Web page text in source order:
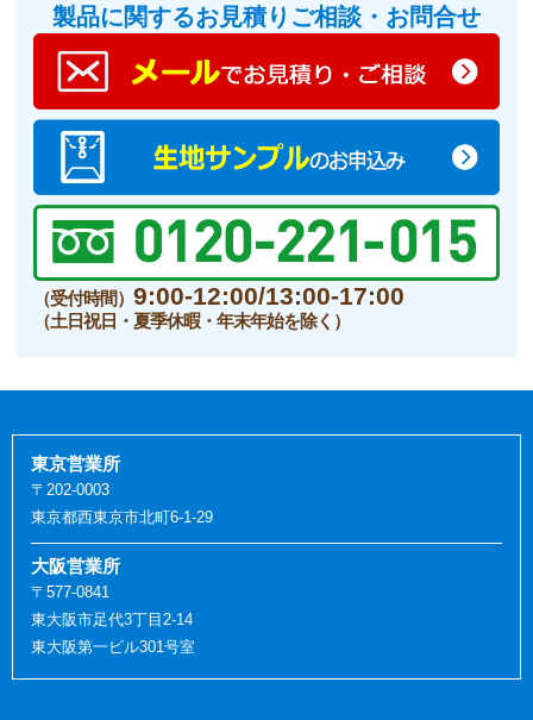
製品に関するお見積りご相談・お問合せ
（受付時間）9:00-12:00/13:00-17:00
（土日祝日・夏季休暇・年末年始を除く）
東京営業所
〒202-0003
東京都西東京市北町6-1-29
大阪営業所
〒577-0841
東大阪市足代3丁目2-14
東大阪第一ビル301号室